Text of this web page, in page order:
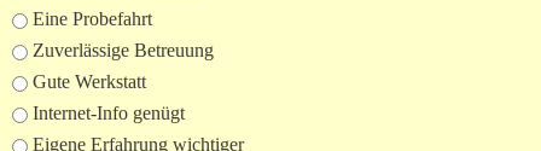
Eine Probefahrt
Zuverlässige Betreuung
Gute Werkstatt
Internet-Info genügt
Eigene Erfahrung wichtiger